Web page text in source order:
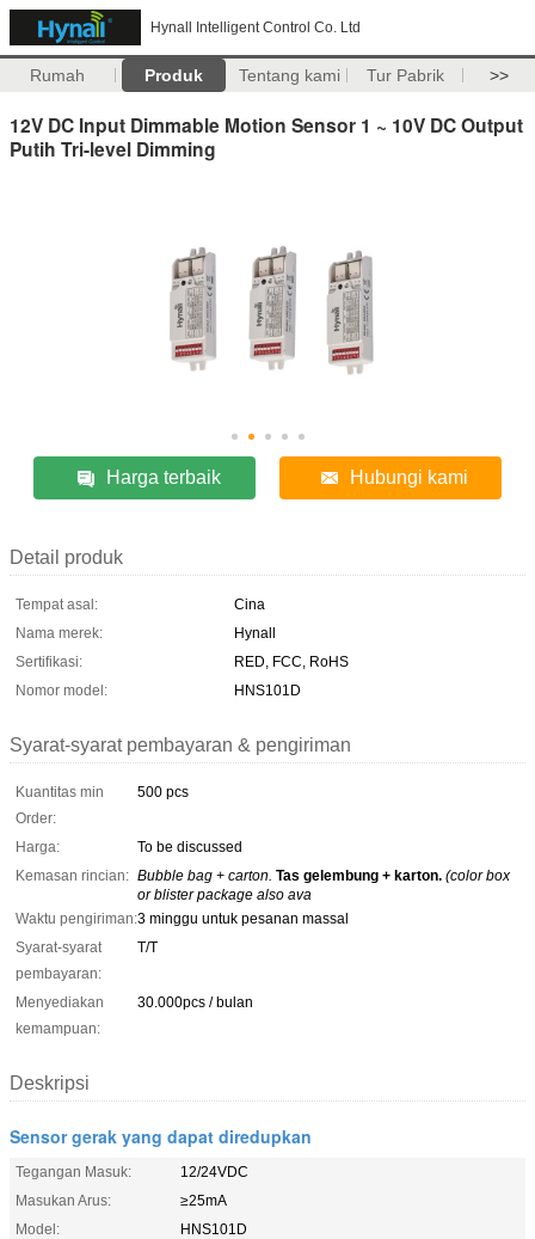
Hynall Intelligent Control Co. Ltd
Rumah Produk Tentang kami Tur Pabrik >>
12V DC Input Dimmable Motion Sensor 1 ~ 10V DC Output
Putih Tri-level Dimming
Harga terbaik Hubungi kami
Detail produk
Tempat asal:
Cina
Nama merek:
Hynall
Sertifikasi:
RED, FCC, RoHS
Nomor model:
HNS101D
Syarat-syarat pembayaran & pengiriman
Kuantitas min
Order:
500 pcs
Harga:
To be discussed
Kemasan rincian: Bubble bag + carton. Tas gelembung + karton. (color box
or blister package also ava
Waktu pengiriman:3 minggu untuk pesanan massal
Syarat-syarat
pembayaran:
T/T
Menyediakan
kemampuan:
30.000pcs / bulan
Deskripsi
Sensor gerak yang dapat diredupkan
Tegangan Masuk:
12/24VDC
Masukan Arus:
≥25mA
Model:
HNS101D